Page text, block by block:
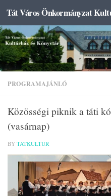
Skip to content
PROGRAMAJÁNLÓ
Közösségi piknik a táti
(vasárnap)
BY TATKULTUR